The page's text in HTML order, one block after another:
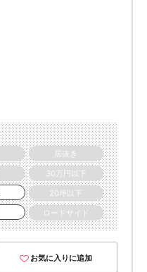
居抜き
30万円以下
20坪以下
ロードサイド
お気に入りに追加